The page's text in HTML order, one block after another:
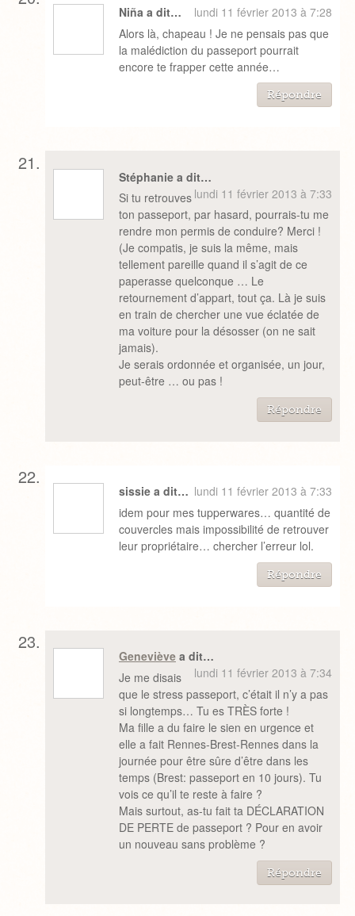
Niña a dit…
lundi 11 février 2013 à 7:28
Alors là, chapeau ! Je ne pensais pas que
la malédiction du passeport pourrait
encore te frapper cette année…
Répondre
Stéphanie a dit…
lundi 11 février 2013 à 7:33
Si tu retrouves
ton passeport, par hasard, pourrais-tu me
rendre mon permis de conduire? Merci !
(Je compatis, je suis la même, mais
tellement pareille quand il s’agit de ce
paperasse quelconque … Le
retournement d’appart, tout ça. Là je suis
en train de chercher une vue éclatée de
ma voiture pour la désosser (on ne sait
jamais).
Je serais ordonnée et organisée, un jour,
peut-être … ou pas !
Répondre
sissie a dit… lundi 11 février 2013 à 7:33
idem pour mes tupperwares… quantité de
couvercles mais impossibilité de retrouver
leur propriétaire… chercher l’erreur lol.
Répondre
Genevièvea dit…
lundi 11 février 2013 à 7:34
Je me disais
que le stress passeport, c’était il n’y a pas
si longtemps… Tu es TRÈS forte !
Ma fille a du faire le sien en urgence et
elle a fait Rennes-Brest-Rennes dans la
journée pour être sûre d’être dans les
temps (Brest: passeport en 10 jours). Tu
vois ce qu’il te reste à faire ?
Mais surtout, as-tu fait ta DÉCLARATION
DE PERTE de passeport ? Pour en avoir
un nouveau sans problème ?
Répondre